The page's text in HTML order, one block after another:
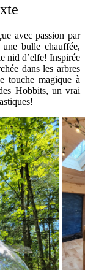
avec passion par
bulle chauffée,
nid d’elfe! Inspirée
dans les arbres
touche magique à
Hobbits, un vrai